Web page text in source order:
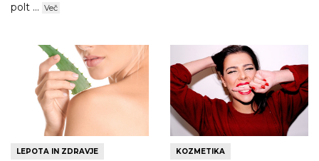
polt ... Več
LEPOTA IN ZDRAVJE KOZMETIKA